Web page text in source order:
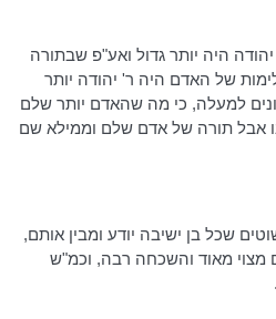
היה יותר גדול ואע"פ שבתורה
של האדם היה ר' יהודה יותר
למעלה, כי מה שהאדם יותר שלם
אבל תורה של אדם שלם וממילא שם
שכל בן ישיבה יודע ומבין אותם,
מצוי מאוד והשכחה רבה, וכמ"ש
.